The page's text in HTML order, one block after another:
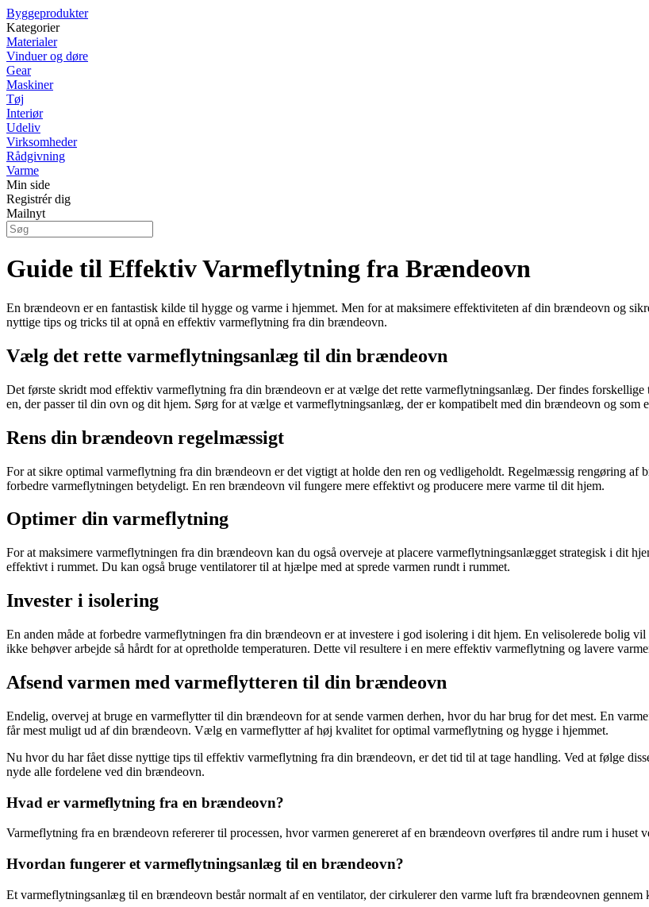
Byggeprodukter
Kategorier
Materialer
Vinduer og døre
Gear
Maskiner
Tøj
Interiør
Udeliv
Virksomheder
Rådgivning
Varme
Min side
Registrér dig
Mailnyt
Guide til Effektiv Varmeflytning fra Brændeovn
En brændeovn er en fantastisk kilde til hygge og varme i hjemmet. Men for at maksimere effektiviteten af din brændeovn og
nyttige tips og tricks til at opnå en effektiv varmeflytning fra din brændeovn.
Vælg det rette varmeflytningsanlæg til din brændeovn
Det første skridt mod effektiv varmeflytning fra din brændeovn er at vælge det rette varmeflytningsanlæg. Der findes
en, der passer til din ovn og dit hjem. Sørg for at vælge et varmeflytningsanlæg, der er kompatibelt med din brændeovn og som
Rens din brændeovn regelmæssigt
For at sikre optimal varmeflytning fra din brændeovn er det vigtigt at holde den ren og vedligeholdt. Regelmæssig rengøring af
forbedre varmeflytningen betydeligt. En ren brændeovn vil fungere mere effektivt og producere mere varme til dit hjem.
Optimer din varmeflytning
For at maksimere varmeflytningen fra din brændeovn kan du også overveje at placere varmeflytningsanlægget strategisk i dit
effektivt i rummet. Du kan også bruge ventilatorer til at hjælpe med at sprede varmen rundt i rummet.
Invester i isolering
En anden måde at forbedre varmeflytningen fra din brændeovn er at investere i god isolering i dit hjem. En velisolerede bolig
ikke behøver arbejde så hårdt for at opretholde temperaturen. Dette vil resultere i en mere effektiv varmeflytning og lavere
Afsend varmen med varmeflytteren til din brændeovn
Endelig, overvej at bruge en varmeflytter til din brændeovn for at sende varmen derhen, hvor du har brug for det mest. En
får mest muligt ud af din brændeovn. Vælg en varmeflytter af høj kvalitet for optimal varmeflytning og hygge i hjemmet.
Nu hvor du har fået disse nyttige tips til effektiv varmeflytning fra din brændeovn, er det tid til at tage handling. Ved at følge
nyde alle fordelene ved din brændeovn.
Hvad er varmeflytning fra en brændeovn?
Varmeflytning fra en brændeovn refererer til processen, hvor varmen genereret af en brændeovn overføres til andre rum i
Hvordan fungerer et varmeflytningsanlæg til en brændeovn?
Et varmeflytningsanlæg til en brændeovn består normalt af en ventilator, der cirkulerer den varme luft fra brændeovnen gennem